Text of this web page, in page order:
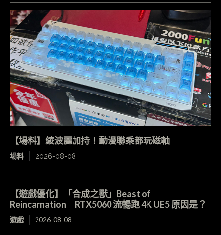
【場料】綾波麗加持！動漫聯乘都玩磁軸
場料 2026-08-08
【遊戲優化】「合成之獸」Beast of
Reincarnation RTX5060 流暢跑 4K UE5 原因是？
遊戲 2026-08-08